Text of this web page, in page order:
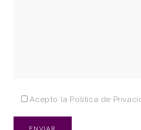
Acepto la Política de